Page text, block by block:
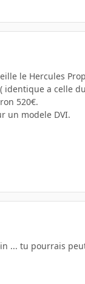
le Hercules
a celle
520€.
un modele DVI.
... tu pourrais